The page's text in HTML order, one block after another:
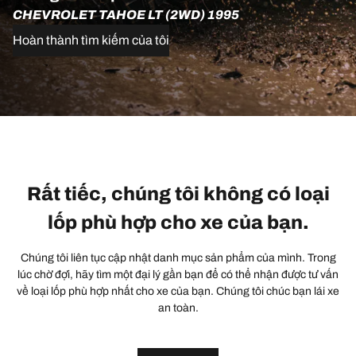
CHEVROLET TAHOE LT (2WD) 1995
Hoàn thành tìm kiếm của tôi
Rất tiếc, chúng tôi không có loại
lốp phù hợp cho xe của bạn.
Chúng tôi liên tục cập nhật danh mục sản phẩm của mình. Trong
lúc chờ đợi, hãy tìm một đại lý gần bạn để có thể nhận được tư vấn
về loại lốp phù hợp nhất cho xe của bạn. Chúng tôi chúc bạn lái xe
an toàn.